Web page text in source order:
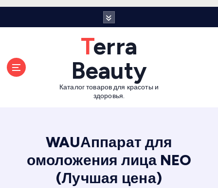
Terra
Beauty
Каталог товаров для красоты и
здоровья.
WAUАппарат для
омоложения лица NEO
(Лучшая цена)